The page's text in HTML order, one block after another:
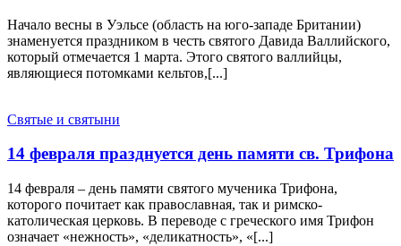
Начало весны в Уэльсе (область на юго-западе Британии)
знаменуется праздником в честь святого Давида Валлийского,
который отмечается 1 марта. Этого святого валлийцы,
являющиеся потомками кельтов,[...]
Святые и святыни
14 февраля празднуется день памяти св. Трифона
14 февраля – день памяти святого мученика Трифона,
которого почитает как православная, так и римско-
католическая церковь. В переводе с греческого имя Трифон
означает «нежность», «деликатность», «[...]